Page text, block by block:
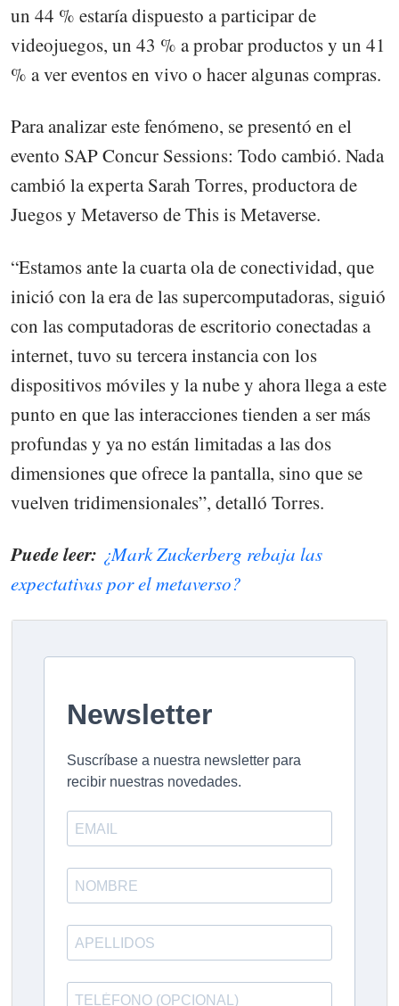
un 44 % estaría dispuesto a participar de
videojuegos, un 43 % a probar productos y un 41
% a ver eventos en vivo o hacer algunas compras.
Para analizar este fenómeno, se presentó en el
evento SAP Concur Sessions: Todo cambió. Nada
cambió la experta Sarah Torres, productora de
Juegos y Metaverso de This is Metaverse.
“Estamos ante la cuarta ola de conectividad, que
inició con la era de las supercomputadoras, siguió
con las computadoras de escritorio conectadas a
internet, tuvo su tercera instancia con los
dispositivos móviles y la nube y ahora llega a este
punto en que las interacciones tienden a ser más
profundas y ya no están limitadas a las dos
dimensiones que ofrece la pantalla, sino que se
vuelven tridimensionales”, detalló Torres.
Puede leer: ¿Mark Zuckerberg rebaja las
expectativas por el metaverso?